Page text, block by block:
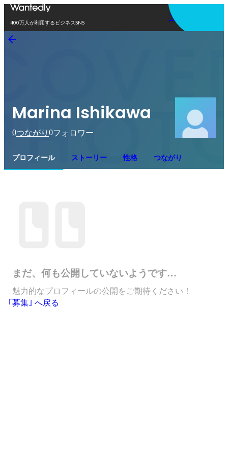
400万人が利用するビジネスSNS
アプリを使う
Marina Ishikawa
0つながり 0フォロワー
プロフィール ストーリー 性格 つながり
まだ、何も公開していないようです…
魅力的なプロフィールの公開をご期待ください！
｢募集｣ へ戻る